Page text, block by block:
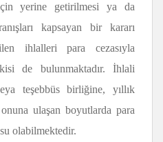
yerine getirilmesi ya da
kapsayan bir kararı
ihlalleri para cezasıyla
de bulunmaktadır. İhlali
teşebbüs birliğine, yıllık
ulaşan boyutlarda para
olabilmektedir.